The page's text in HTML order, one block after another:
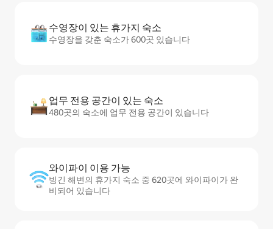
수영장이 있는 휴가지 숙소
수영장을 갖춘 숙소가 600곳 있습니다
업무 전용 공간이 있는 숙소
480곳의 숙소에 업무 전용 공간이 있습니다
와이파이 이용 가능
빙긴 해변의 휴가지 숙소 중 620곳에 와이파이가 완
비되어 있습니다